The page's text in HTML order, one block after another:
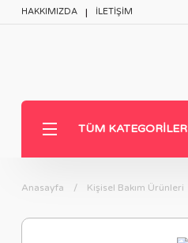
HAKKIMIZDA İLETİŞİM
TÜM KATEGORILER
Anasayfa Kişisel Bakım Ürünleri